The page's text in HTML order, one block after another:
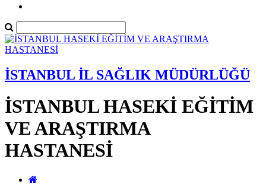
İSTANBUL İL SAĞLIK MÜDÜRLÜĞÜ
İSTANBUL HASEKİ EĞİTİM
VE ARAŞTIRMA
HASTANESİ